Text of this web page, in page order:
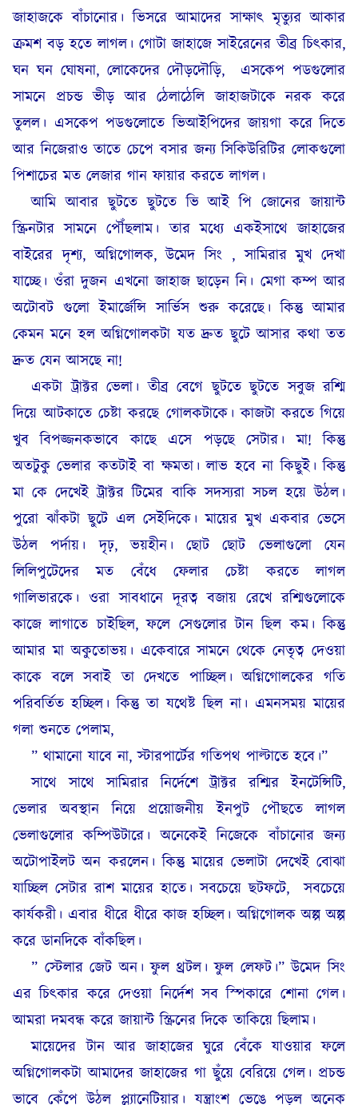
জাহাজকে বাঁচানোর। ভিসরে আমাদের সাক্ষাৎ মৃত্যুর আকার
ক্রমশ বড় হতে লাগল। গোটা জাহাজে সাইরেনের তীব্র চিৎকার,
ঘন ঘন ঘোষনা, লোকেদের দৌড়দৌড়ি,
এসকেপ পডগুলোর
সামনে প্রচন্ড ভীড় আর ঠেলাঠেলি জাহাজটাকে নরক করে
তুলল। এসকেপ পডগুলোতে ভিআইপিদের জায়গা করে দিতে
আর নিজেরাও তাতে চেপে বসার জন্য সিকিউরিটির লোকগুলো
পিশাচের মত লেজার গান ফায়ার করতে লাগল।
আমি আবার ছুটতে ছুটতে ভি আই পি জোনের জায়ান্ট
স্ক্রিনটার সামনে পৌঁছলাম। তার মধ্যে একইসাথে জাহাজের
বাইরের দৃশ্য, অগ্নিগোলক, উমেদ সিং , সামিরার মুখ দেখা
যাচ্ছে। ওঁরা দুজন এখনো জাহাজ ছাড়েন নি। মেগা কম্প আর
অটোবট গুলো ইমার্জেন্সি সার্ভিস শুরু করেছে। কিন্তু আমার
কেমন মনে হল অগ্নিগোলকটা যত দ্রুত ছুটে আসার কথা তত
দ্রুত যেন আসছে না!
একটা ট্রাক্টর ভেলা। তীব্র বেগে ছুটতে ছুটতে সবুজ রশ্মি
দিয়ে আটকাতে চেষ্টা করছে গোলকটাকে। কাজটা করতে গিয়ে
খুব বিপজ্জনকভাবে কাছে এসে পড়ছে সেটার। মা! কিন্তু
অতটুকু ভেলার কতটাই বা ক্ষমতা। লাভ হবে না কিছুই। কিন্তু
মা কে দেখেই ট্রাক্টর টিমের বাকি সদস্যরা সচল হয়ে উঠল।
পুরো ঝাঁকটা ছুটে এল সেইদিকে। মায়ের মুখ একবার ভেসে
উঠল পর্দায়। দৃঢ়, ভয়হীন। ছোট ছোট ভেলাগুলো যেন
লিলিপুটেদের মত বেঁধে ফেলার চেষ্টা করতে লাগল
গালিভারকে। ওরা সাবধানে দূরত্ব বজায় রেখে রশ্মিগুলোকে
কাজে লাগাতে চাইছিল, ফলে সেগুলোর টান ছিল কম। কিন্তু
আমার মা অকুতোভয়। একেবারে সামনে থেকে নেতৃত্ব দেওয়া
কাকে বলে সবাই তা দেখতে পাচ্ছিল। অগ্নিগোলকের গতি
পরিবর্তিত হচ্ছিল। কিন্তু তা যথেষ্ট ছিল না। এমনসময় মায়ের
গলা শুনতে পেলাম,
” থামানো যাবে না, স্টারপার্টের গতিপথ পাল্টাতে হবে।”
সাথে সাথে সামিরার নির্দেশে ট্রাক্টর রশ্মির ইনটেন্সিটি,
ভেলার অবস্থান নিয়ে প্রয়োজনীয় ইনপুট পৌছতে লাগল
ভেলাগুলোর কম্পিউটারে। অনেকেই নিজেকে বাঁচানোর জন্য
অটোপাইলট অন করলেন। কিন্তু মায়ের ভেলাটা দেখেই বোঝা
যাচ্ছিল সেটার রাশ মায়ের হাতে। সবচেয়ে ছটফটে,
সবচেয়ে
কার্যকরী। এবার ধীরে ধীরে কাজ হচ্ছিল। অগ্নিগোলক অল্প অল্প
করে ডানদিকে বাঁকছিল।
” স্টেলার জেট অন। ফুল থ্রটল। ফুল লেফট।” উমেদ সিং
এর চিৎকার করে দেওয়া নির্দেশ সব স্পিকারে শোনা গেল।
আমরা দমবন্ধ করে জায়ান্ট স্ক্রিনের দিকে তাকিয়ে ছিলাম।
মায়েদের টান আর জাহাজের ঘুরে বেঁকে যাওয়ার ফলে
অগ্নিগোলকটা আমাদের জাহাজের গা ছুঁয়ে বেরিয়ে গেল। প্রচন্ড
ভাবে কেঁপে উঠল প্ল্যানেটিয়ার। যন্ত্রাংশ ভেঙে পড়ল অনেক